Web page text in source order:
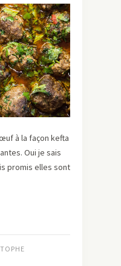
à la façon kefta
Oui je sais
promis elles sont